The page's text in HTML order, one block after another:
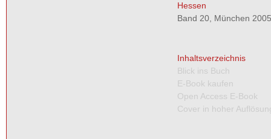
Hessen
Band 20, München
Inhaltsverzeichnis
Blick ins Buch
E-Book kaufen
Open Access E-Book
Cover in hoher